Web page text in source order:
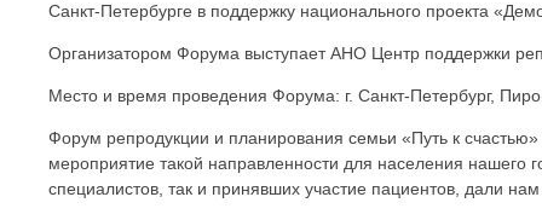
Санкт-Петербурге в поддержку национального проекта
Организатором Форума выступает АНО Центр поддержки
Место и время проведения Форума: г. Санкт-Петербург,
Форум репродукции и планирования семьи «Путь к
мероприятие такой направленности для населения нашего
специалистов, так и принявших участие пациентов, дали